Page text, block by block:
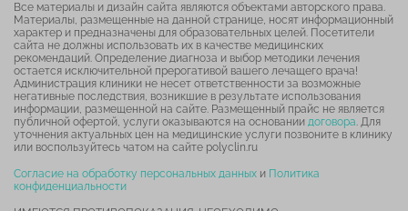
Все материалы и дизайн сайта являются объектами авторского права.
Материалы, размещенные на данной странице, носят информационный
характер и предназначены для образовательных целей. Посетители
сайта не должны использовать их в качестве медицинских
рекомендаций. Определение диагноза и выбор методики лечения
остается исключительной прерогативой вашего лечащего врача!
Администрация клиники не несет ответственности за возможные
негативные последствия, возникшие в результате использования
информации, размещенной на сайте. Размещенный прайс не является
публичной офертой, услуги оказываются на основании договора. Для
уточнения актуальных цен на медицинские услуги позвоните в клинику
или воспользуйтесь чатом на сайте polyclin.ru
Согласие на обработку персональных данных и Политика
конфиденциальности